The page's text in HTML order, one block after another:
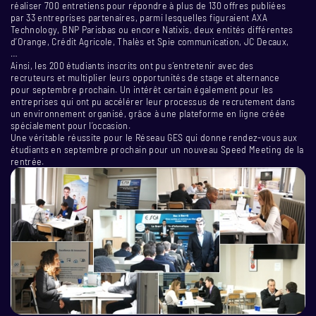
réaliser 700 entretiens pour répondre à plus de 130 offres publiées
par 33 entreprises partenaires, parmi lesquelles figuraient AXA
Technology, BNP Parisbas ou encore Natixis, deux entités différentes
d’Orange, Crédit Agricole, Thalès et Spie communication, JC Decaux,
…
Ainsi, les 200 étudiants inscrits ont pu s’entretenir avec des
recruteurs et multiplier leurs opportunités de stage et alternance
pour septembre prochain. Un intérêt certain également pour les
entreprises qui ont pu accélérer leur processus de recrutement dans
un environnement organisé, grâce à une plateforme en ligne créée
spécialement pour l’occasion.
Une véritable réussite pour le Réseau GES qui donne rendez-vous aux
étudiants en septembre prochain pour un nouveau Speed Meeting de la
rentrée.